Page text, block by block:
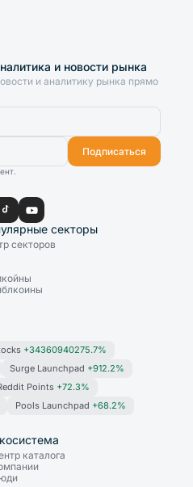
и новости рынка
и аналитику рынка прямо
Подписаться
секторы
секторов
+34360940275.7%
Surge Launchpad +912.2%
Points +72.3%
Pools Launchpad +68.2%
каталога